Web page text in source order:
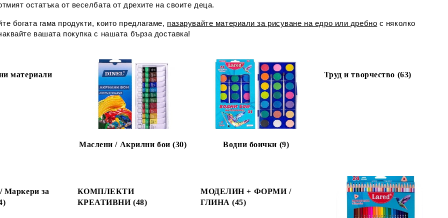
остатъка от веселбата от дрехите на своите деца.
богата гама продукти, които предлагаме, пазарувайте материали за рисуване на едро или дребно с няколко
вашата покупка с нашата бърза доставка!
материали
Маслени / Акрилни бои (30) Водни боички (9)
Труд и творчество (63)
Маркери за
КОМПЛЕКТИ
КРЕАТИВНИ (48)
МОДЕЛИН + ФОРМИ /
ГЛИНА (45)